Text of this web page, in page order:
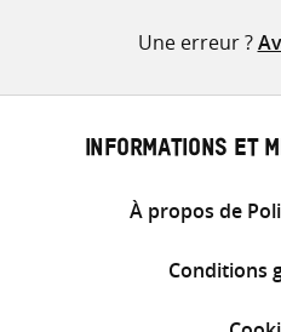
Une erreur ?
INFORMATIONS ET
À propos de
Conditions